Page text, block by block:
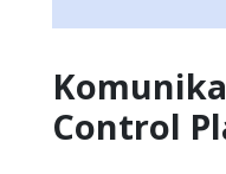
Control